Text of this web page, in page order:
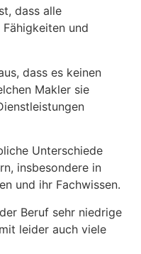
dass alle
und
dass es keinen
Makler sie
Unterschiede
insbesondere in
und ihr Fachwissen.
Beruf sehr niedrige
leider auch viele